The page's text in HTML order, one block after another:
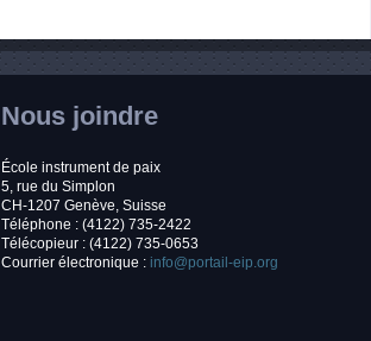
Nous joindre
École instrument de paix
5, rue du Simplon
CH-1207 Genève, Suisse
Téléphone : (4122) 735-2422
Télécopieur : (4122) 735-0653
Courrier électronique : info@portail-eip.org